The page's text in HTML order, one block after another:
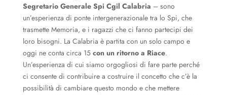
Segretario Generale Spi Cgil Calabria – sono
un’esperienza di ponte intergenerazionale tra lo Spi, che
trasmette Memoria, e i ragazzi che ci fanno partecipi dei
loro bisogni. La Calabria è partita con un solo campo e
oggi ne conta circa 15 con un ritorno a Riace.
Un’esperienza di cui siamo orgogliosi di fare parte perché
ci consente di contribuire a costruire il concetto che c’è la
possibilità di cambiare questo mondo e che mettere